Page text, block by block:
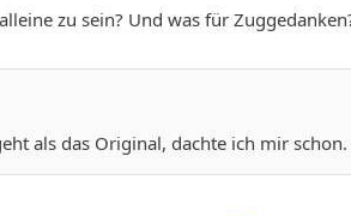
zu sein? Und was für
als das Original, dachte ich mir